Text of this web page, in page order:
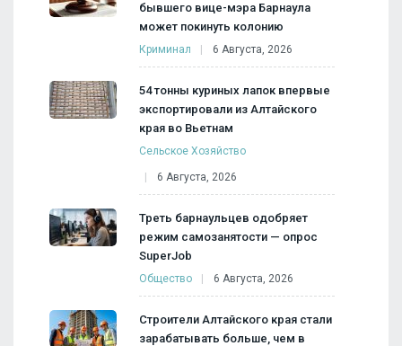
бывшего вице-мэра Барнаула
может покинуть колонию
Криминал 6 Августа, 2026
54 тонны куриных лапок впервые
экспортировали из Алтайского
края во Вьетнам
Сельское Хозяйство
6 Августа, 2026
Треть барнаульцев одобряет
режим самозанятости — опрос
SuperJob
Общество 6 Августа, 2026
Строители Алтайского края стали
зарабатывать больше, чем в